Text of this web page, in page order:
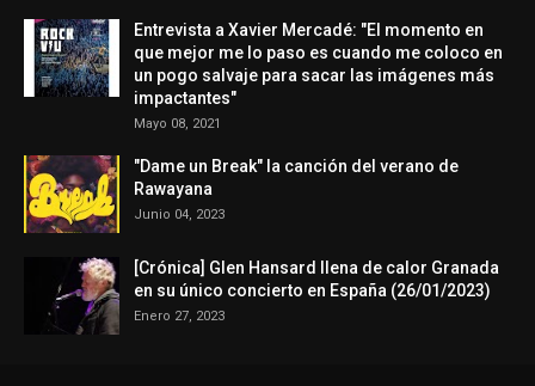
Entrevista a Xavier Mercadé: "El momento en
que mejor me lo paso es cuando me coloco en
un pogo salvaje para sacar las imágenes más
impactantes"
Mayo 08, 2021
"Dame un Break" la canción del verano de
Rawayana
Junio 04, 2023
[Crónica] Glen Hansard llena de calor Granada
en su único concierto en España (26/01/2023)
Enero 27, 2023